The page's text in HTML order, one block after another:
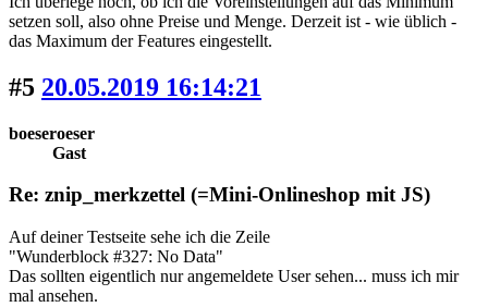
setzen soll, also ohne Preise und Menge. Derzeit ist - wie üblich -
das Maximum der Features eingestellt.
#5 20.05.2019 16:14:21
boeseroeser
Gast
Re: znip_merkzettel (=Mini-Onlineshop mit JS)
Auf deiner Testseite sehe ich die Zeile
"Wunderblock #327: No Data"
Das sollten eigentlich nur angemeldete User sehen... muss ich mir
mal ansehen.